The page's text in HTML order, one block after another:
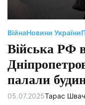
ВійнаНовини України
Війська РФ
палали
05.07.2025Тарас